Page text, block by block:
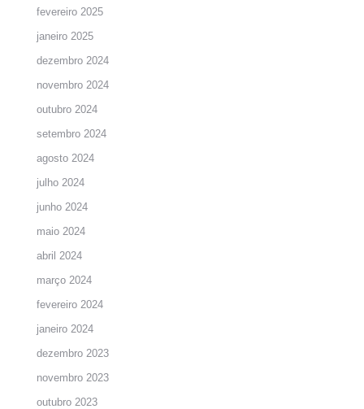
fevereiro 2025
janeiro 2025
dezembro 2024
novembro 2024
outubro 2024
setembro 2024
agosto 2024
julho 2024
junho 2024
maio 2024
abril 2024
março 2024
fevereiro 2024
janeiro 2024
dezembro 2023
novembro 2023
outubro 2023